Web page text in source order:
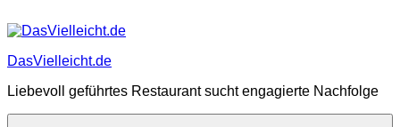
Inhalt
DasVielleicht.de
Liebevoll geführtes Restaurant sucht engagierte Nachfolge